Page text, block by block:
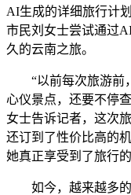
AI生成的详细旅行计
市民刘女士尝试通过
久的云南之旅。
“以前每次旅游前，
心仪景点，还要不停
女士告诉记者，这次
还订到了性价比高的
她真正享受到了旅行的
如今，越来越多的